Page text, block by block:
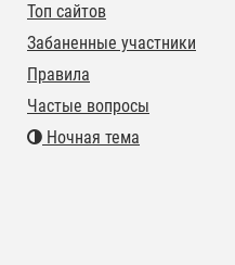
Топ сайтов
Забаненные участники
Правила
Частые вопросы
Ночная тема